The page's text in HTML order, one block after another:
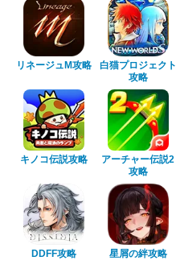
リネージュM攻略
白猫プロジェクト
攻略
キノコ伝説攻略
アーチャー伝説2
攻略
DDFF攻略 星屑の絆攻略